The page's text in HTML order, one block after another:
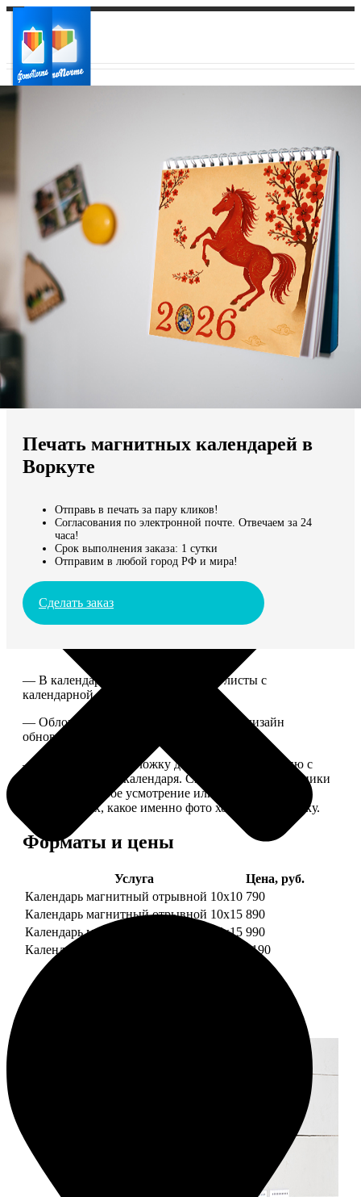
Ваш регион доставки
Выберите из списка:
Мы доставляем по всему миру
Продолжить без города
Печать магнитных календарей в
Воркуте
Отправь в печать за пару кликов!
Согласования по электронной почте. Отвечаем за 24
часа!
Срок выполнения заказа: 1 сутки
Отправим в любой город РФ и мира!
Сделать заказ
— В календаре 13 листов: обложка+листы с
календарной сеткой.
— Обложка для календаря стандартная, дизайн
обновляем каждый год.
— В кружочек на обложку добавляем фотографию с
одной из страниц календаря. Снимок наши сотрудники
выбирают на свое усмотрение или пишите в
комментариях, какое именно фото хотите на обложку.
Форматы и цены
Услуга
Цена, руб.
Календарь магнитный отрывной 10x10 790
Календарь магнитный отрывной 10x15 890
Календарь магнитный отрывной 15x15 990
Календарь магнитный отрывной 15x20
1190